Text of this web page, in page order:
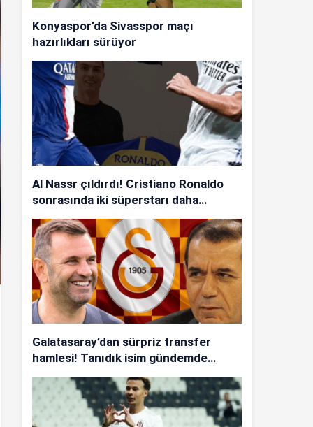
Konyaspor’da Sivasspor maçı
hazırlıkları sürüyor
Al Nassr çıldırdı! Cristiano Ronaldo
sonrasında iki süperstarı daha
istiyorlar…
Galatasaray’dan sürpriz transfer
hamlesi! Tanıdık isim gündemde…